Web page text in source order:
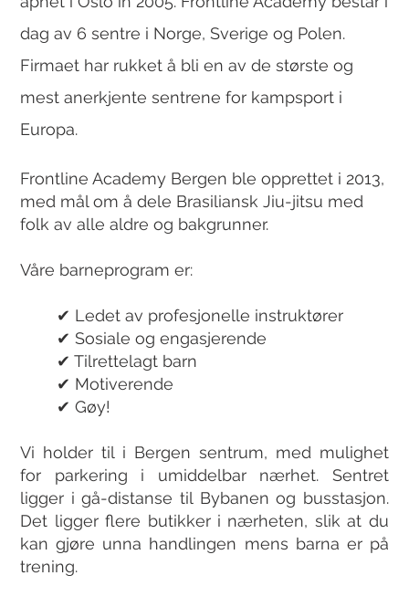
dag av 6 sentre i Norge, Sverige og Polen.
Firmaet har rukket å bli en av de største og
mest anerkjente sentrene for kampsport i
Europa.
Frontline Academy Bergen ble opprettet i 2013,
med mål om å dele Brasiliansk Jiu-jitsu med
folk av alle aldre og bakgrunner.
Våre barneprogram er:
✔ Ledet av profesjonelle instruktører
✔ Sosiale og engasjerende
✔ Tilrettelagt barn
✔ Motiverende
✔ Gøy!
Vi holder til i Bergen sentrum, med mulighet
for parkering i umiddelbar nærhet. Sentret
ligger i gå-distanse til Bybanen og busstasjon.
Det ligger flere butikker i nærheten, slik at du
kan gjøre unna handlingen mens barna er på
trening.